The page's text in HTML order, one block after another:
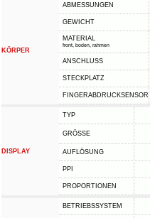
KÖRPER
ABMESSUNGEN
GEWICHT
MATERIAL
front, boden, rahmen
ANSCHLUSS
STECKPLATZ
FINGERABDRUCKSENSOR
DISPLAY
TYP
GRÖSSE
AUFLÖSUNG
PPI
PROPORTIONEN
BETRIEBSSYSTEM